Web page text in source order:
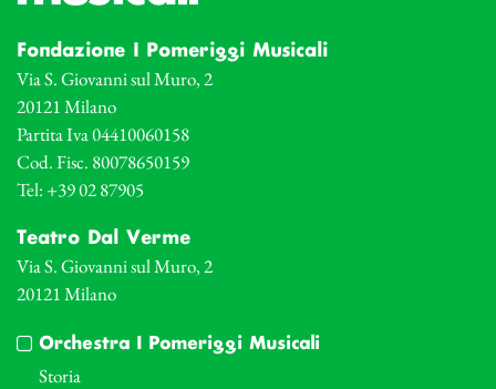
Fondazione I Pomeriggi Musicali
Via S. Giovanni sul Muro, 2
20121 Milano
Partita Iva 04410060158
Cod. Fisc. 80078650159
Tel: +39 02 87905
Teatro Dal Verme
Via S. Giovanni sul Muro, 2
20121 Milano
Orchestra I Pomeriggi Musicali
Storia